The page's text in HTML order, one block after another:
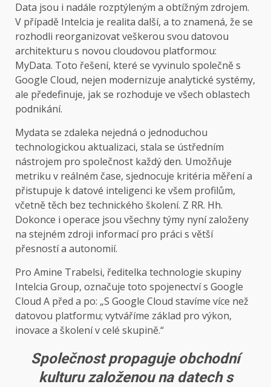
Data jsou i nadále rozptýleným a obtížným zdrojem.
V případě Intelcia je realita další, a to znamená, že se
rozhodli reorganizovat veškerou svou datovou
architekturu s novou cloudovou platformou:
MyData. Toto řešení, které se vyvinulo společně s
Google Cloud, nejen modernizuje analytické systémy,
ale předefinuje, jak se rozhoduje ve všech oblastech
podnikání.
Mydata se zdaleka nejedná o jednoduchou
technologickou aktualizaci, stala se ústředním
nástrojem pro společnost každý den. Umožňuje
metriku v reálném čase, sjednocuje kritéria měření a
přistupuje k datové inteligenci ke všem profilům,
včetně těch bez technického školení. Z RR. Hh.
Dokonce i operace jsou všechny týmy nyní založeny
na stejném zdroji informací pro práci s větší
přesností a autonomií.
Pro Amine Trabelsi, ředitelka technologie skupiny
Intelcia Group, označuje toto spojenectví s Google
Cloud A před a po: „S Google Cloud stavíme více než
datovou platformu; vytváříme základ pro výkon,
inovace a školení v celé skupině.“
Společnost propaguje obchodní
kulturu založenou na datech s